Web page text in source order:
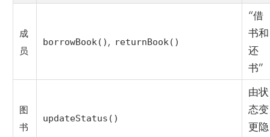
成
员
borrowBook() , returnBook()
“借
书和
还
书”
图
书
updateStatus()
由状
态变
更隐